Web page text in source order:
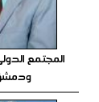
المجتمع